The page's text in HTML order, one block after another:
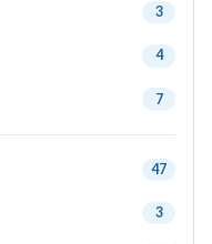
3
4
7
47
3